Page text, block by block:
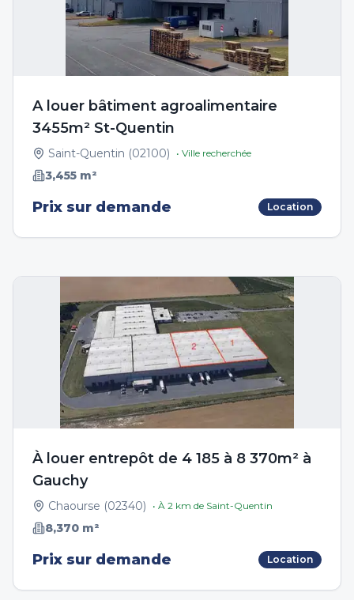
A louer bâtiment agroalimentaire
3455m² St-Quentin
Saint-Quentin (02100) • Ville recherchée
3,455 m²
Prix sur demande Location
À louer entrepôt de 4 185 à 8 370m² à
Gauchy
Chaourse (02340) • À 2 km de Saint-Quentin
8,370 m²
Prix sur demande Location